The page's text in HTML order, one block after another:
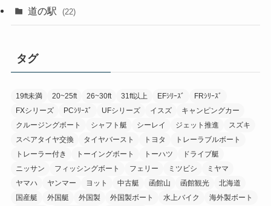
道の駅 (22)
タグ
19ft未満 20~25ft 26~30ft 31ft以上 EFｼﾘｰｽﾞ
FRｼﾘｰｽﾞ
FXシリーズ
PCｼﾘｰｽﾞ UFシリーズ イスズ
キャンピングカー
クルージングボート
シャフト艇 シーレイ ジェット推進
スズキ
スペアタイヤ交換
タイヤバースト トヨタ
トレーラブルボート
トレーラー付き
トーイングボート トーハツ
ドライブ艇
ニッサン
フィッシングボート フェリー ミツビシ
ミヤマ
ヤマハ
ヤンマー ヨット 中古艇 函館山 函館観光
北海道
国産艇
外国艇 外国製 外国製ボート 水上バイク
海外製ボート